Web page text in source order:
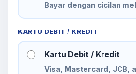
Bayar dengan cicilan
KARTU DEBIT / KREDIT
Kartu Debit / Kredit
Visa, Mastercard, JCB,